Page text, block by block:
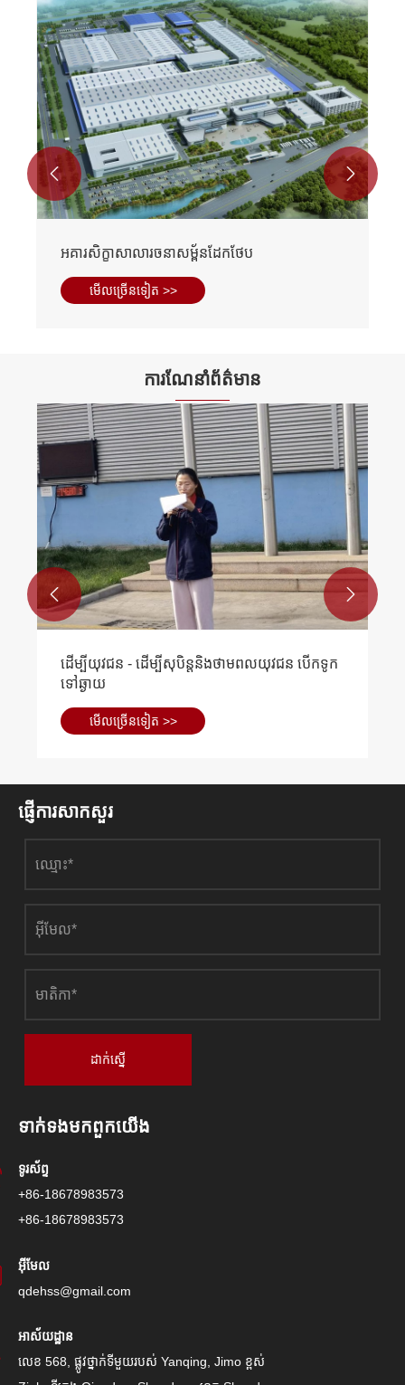
អគារសិក្ខាសាលារចនាសម្ព័នដែកថែប
មើល​ច្រើន​ទៀត >>
 
ការណែនាំព័ត៌មាន
ដើម្បីយុវជន - ដើម្បីសុបិន្តនិងថាមពលយុវជន បើកទូក
ទៅឆ្ងាយ
មើល​ច្រើន​ទៀត >>
 
ផ្ញើការសាកសួរ
ដាក់ស្នើ
ទាក់ទង​មក​ពួក​យើង
ទូរស័ព្ទ
+86-18678983573
+86-18678983573
អ៊ីមែល
qdehss@gmail.com
អាស័យដ្ឋាន
លេខ 568, ផ្លូវថ្នាក់ទីមួយរបស់ Yanqing, Jimo ខ្ពស់